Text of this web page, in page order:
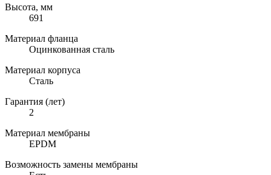
Высота, мм
691
Материал фланца
Оцинкованная сталь
Материал корпуса
Сталь
Гарантия (лет)
2
Материал мембраны
EPDM
Возможность замены мембраны